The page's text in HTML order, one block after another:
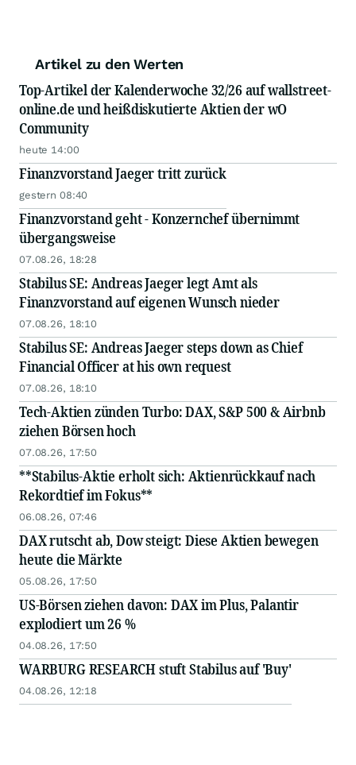
Artikel zu den Werten
Top-Artikel der Kalenderwoche 32/26 auf wallstreet-
online.de und heißdiskutierte Aktien der wO
Community
heute 14:00
Finanzvorstand Jaeger tritt zurück
gestern 08:40
Finanzvorstand geht - Konzernchef übernimmt
übergangsweise
07.08.26, 18:28
Stabilus SE: Andreas Jaeger legt Amt als
Finanzvorstand auf eigenen Wunsch nieder
07.08.26, 18:10
Stabilus SE: Andreas Jaeger steps down as Chief
Financial Officer at his own request
07.08.26, 18:10
Tech-Aktien zünden Turbo: DAX, S&P 500 & Airbnb
ziehen Börsen hoch
07.08.26, 17:50
**Stabilus-Aktie erholt sich: Aktienrückkauf nach
Rekordtief im Fokus**
06.08.26, 07:46
DAX rutscht ab, Dow steigt: Diese Aktien bewegen
heute die Märkte
05.08.26, 17:50
US-Börsen ziehen davon: DAX im Plus, Palantir
explodiert um 26 %
04.08.26, 17:50
WARBURG RESEARCH stuft Stabilus auf 'Buy'
04.08.26, 12:18